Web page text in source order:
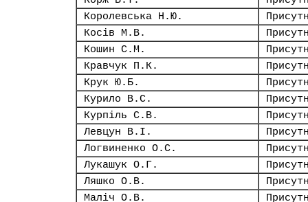
Королевська Н.Ю.
Косів М.В.
Кошин С.М.
Кравчук П.К.
Крук Ю.Б.
Курило В.С.
Курпіль С.В.
Левцун В.І.
Логвиненко О.С.
Лукашук О.Г.
Ляшко О.В.
Маліч О.В.